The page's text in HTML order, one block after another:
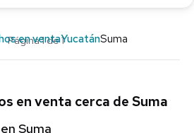
Página 1 de 1
en ventaYucatánSuma
en venta cerca de Suma
Suma